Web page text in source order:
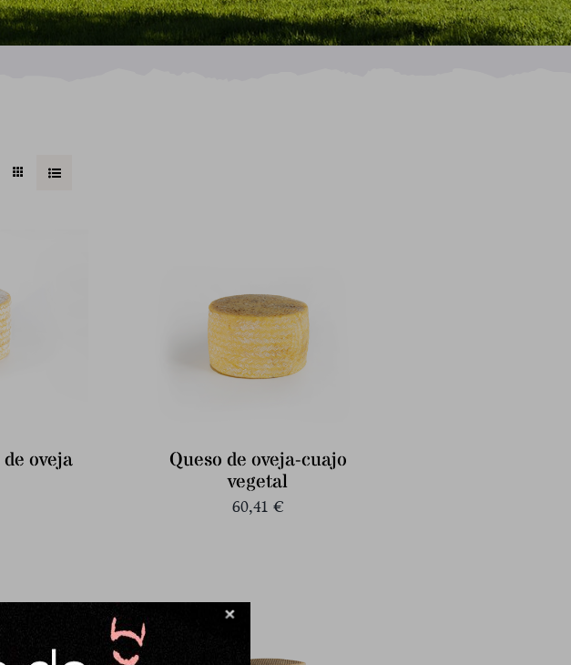
oveja
Queso de oveja-cuajo
vegetal
60,41 €